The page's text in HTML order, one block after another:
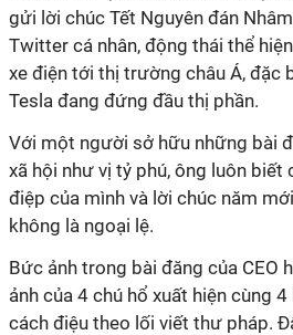
gửi lời chúc Tết Nguyên đán
Twitter cá nhân, động thái thể
xe điện tới thị trường châu Á, đặc
Tesla đang đứng đầu thị phần.
Với một người sở hữu những bài
xã hội như vị tỷ phú, ông luôn biết
điệp của mình và lời chúc năm
không là ngoại lệ.
Bức ảnh trong bài đăng của CEO
ảnh của 4 chú hổ xuất hiện cùng
cách điệu theo lối viết thư pháp.